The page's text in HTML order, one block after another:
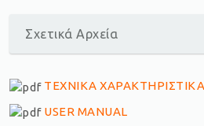
Σχετικά Αρχεία
ΤΕΧΝΙΚΑ ΧΑΡΑΚΤΗΡΙΣΤΙΚΑ
USER MANUAL